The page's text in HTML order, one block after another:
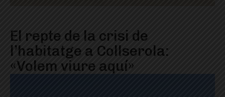
El repte de la crisi de
l’habitatge a Collserola:
«Volem viure aquí»